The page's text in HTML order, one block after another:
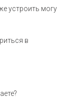
устроить могу
в